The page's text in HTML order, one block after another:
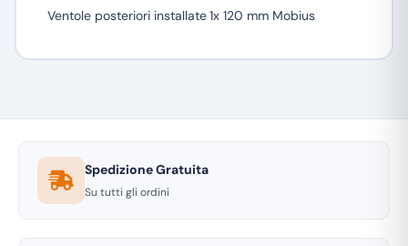
Ventole posteriori installate1x 120 mm Mobius
Spedizione Gratuita
Su tutti gli ordini